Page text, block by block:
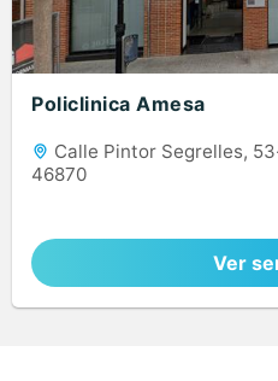
Policlinica Amesa
Calle Pintor Segrelles,
46870
Ver